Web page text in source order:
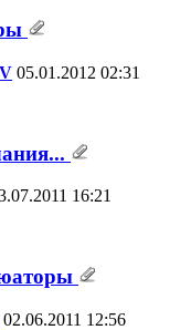
05.01.2012 02:31
16:21
02.06.2011 12:56